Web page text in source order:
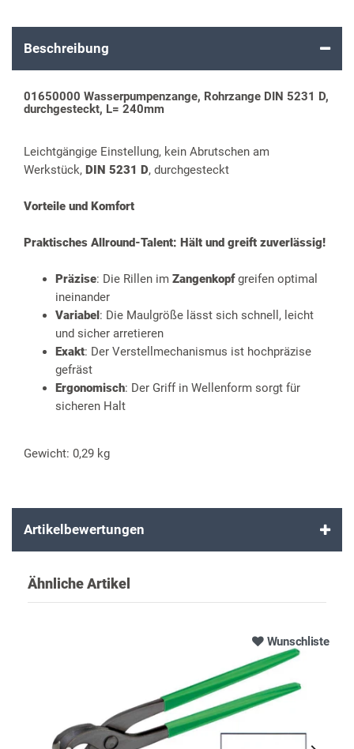
Beschreibung
01650000 Wasserpumpenzange, Rohrzange DIN 5231 D,
durchgesteckt, L= 240mm
Leichtgängige Einstellung, kein Abrutschen am
Werkstück, DIN 5231 D, durchgesteckt
Vorteile und Komfort
Praktisches Allround-Talent: Hält und greift zuverlässig!
Präzise: Die Rillen im Zangenkopfgreifen optimal
ineinander
Variabel: Die Maulgröße lässt sich schnell, leicht
und sicher arretieren
Exakt: Der Verstellmechanismus ist hochpräzise
gefräst
Ergonomisch: Der Griff in Wellenform sorgt für
sicheren Halt
Gewicht: 0,29 kg
Artikelbewertungen
Ähnliche Artikel
Wunschliste